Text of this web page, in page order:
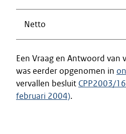
Netto
Een Vraag en Antwoord van
was eerder opgenomen in
vervallen besluit CPP2003/
februari 2004).